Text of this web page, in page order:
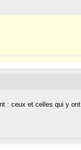
: ceux et celles qui y ont